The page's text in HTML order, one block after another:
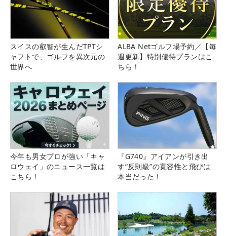
スイスの叡智が生んだTPTシ
ャフトで、ゴルフを異次元の
世界へ
ALBA Netゴルフ場予約／【毎
週更新】特別優待プランはこ
ちら！
今年も男女プロが強い「キャ
ロウェイ」のニュース一覧は
こちら！
『G740』アイアンが引き出
す“反則級”の寛容性と飛びは
本当だった！